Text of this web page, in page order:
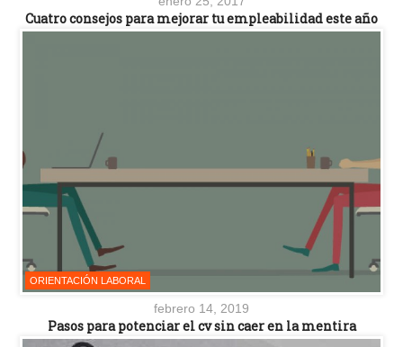
Cuatro consejos para mejorar tu empleabilidad este año
ORIENTACIÓN LABORAL
febrero 14, 2019
Pasos para potenciar el cv sin caer en la mentira